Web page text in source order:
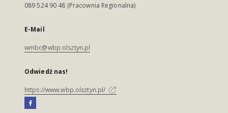
089 524 90 48 (Pracownia Regionalna)
E-Mail
wmbc@wbp.olsztyn.pl
Odwiedź nas!
https://www.wbp.olsztyn.pl/